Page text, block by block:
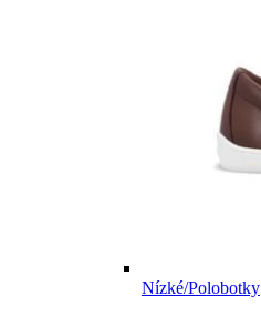
Nízké/Polobotky